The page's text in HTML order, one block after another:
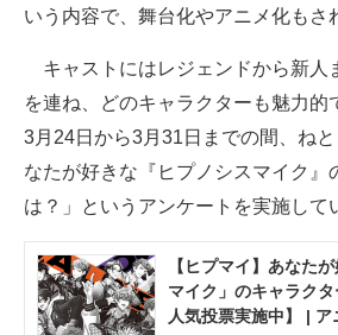
ビジネスと働き方のヒント
企業ITのトレンドを詳説
経営リーダーのコミュニティ
いう内容で、舞台化やアニメ化もさ
キャストにはレジェンドから新人
を連ね、どのキャラクターも魅力的
3月24日から3月31日までの間、ね
なたが好きな『ヒプノシスマイク』
は？」というアンケートを実施して
【ヒプマイ】あなた
マイク」のキャラク
人気投票実施中】 |